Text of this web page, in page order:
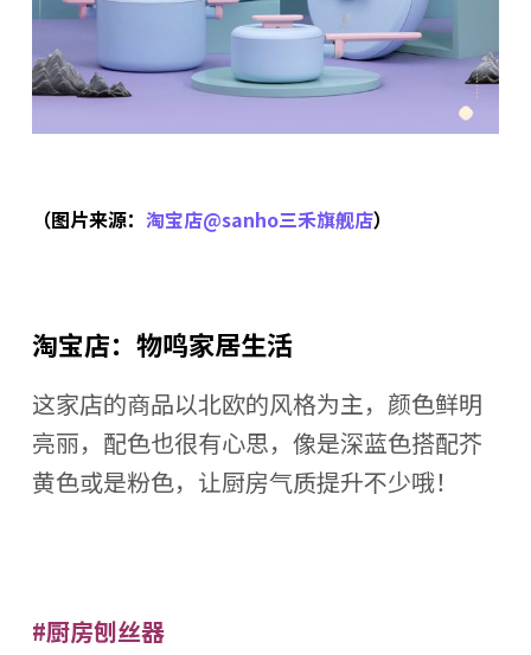
（图片来源： 淘宝店@sanho三禾旗舰店）
淘宝店：物鸣家居生活
这家店的商品以北欧的风格为主，颜色鲜明
亮丽，配色也很有心思，像是深蓝色搭配芥
黄色或是粉色，让厨房气质提升不少哦！
#厨房刨丝器